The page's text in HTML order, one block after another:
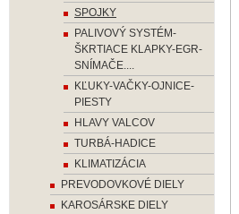
SPOJKY
PALIVOVÝ SYSTÉM-
ŠKRTIACE KLAPKY-EGR-
SNÍMAČE....
KĽUKY-VAČKY-OJNICE-
PIESTY
HLAVY VALCOV
TURBÁ-HADICE
KLIMATIZÁCIA
PREVODOVKOVÉ DIELY
KAROSÁRSKE DIELY